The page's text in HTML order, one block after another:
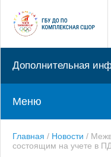
Дополнительная
Меню
Главная / Новости /
состоящим на учете в